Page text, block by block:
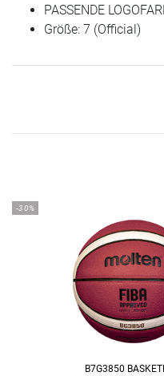
PASSENDE
Größe: 7 (Official)
-30%
B7G3850